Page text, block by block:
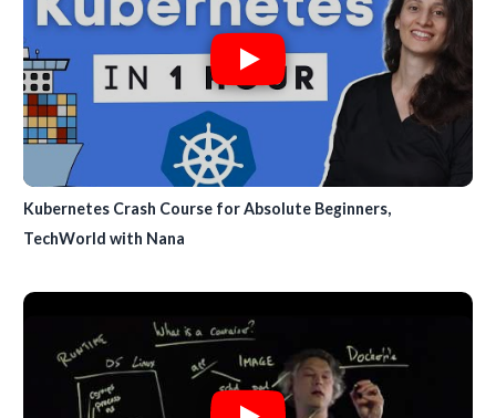
Kubernetes Crash Course for Absolute Beginners,
TechWorld with Nana